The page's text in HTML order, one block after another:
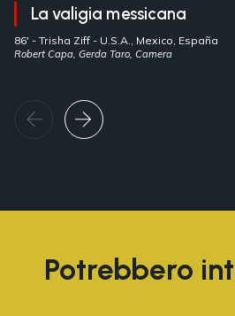
La valigia messicana
86' -Trisha Ziff - U.S.A., Mexico, España
Robert Capa, Gerda Taro, Camera
Potrebbero